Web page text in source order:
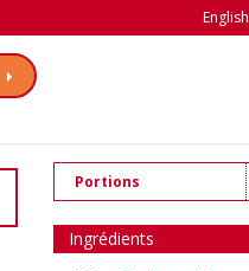
English
Portions
Ingrédients